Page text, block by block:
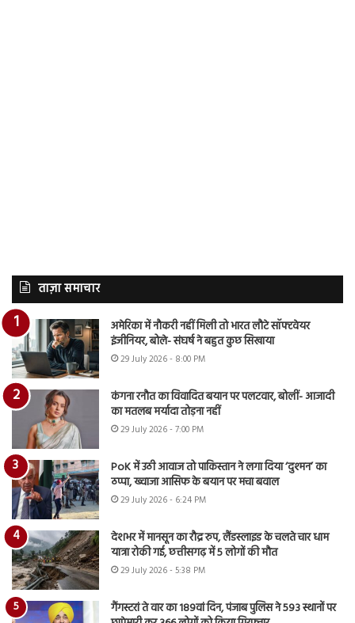
ताज़ा समाचार
अमेरिका में नौकरी नहीं मिली तो भारत लौटे सॉफ्टवेयर
इंजीनियर, बोले- संघर्ष ने बहुत कुछ सिखाया
29 July 2026 - 8:00 PM
कंगना रनौत का विवादित बयान पर पलटवार, बोलीं- आजादी
का मतलब मर्यादा तोड़ना नहीं
29 July 2026 - 7:00 PM
PoK में उठी आवाज तो पाकिस्तान ने लगा दिया ‘दुश्मन’ का
ठप्पा, ख्वाजा आसिफ के बयान पर मचा बवाल
29 July 2026 - 6:24 PM
देशभर में मानसून का रौद्र रुप, लैंडस्लाइड के चलते चार धाम
यात्रा रोकी गई, छत्तीसगढ़ में 5 लोगों की मौत
29 July 2026 - 5:38 PM
गैंगस्टरां ते वार का 189वां दिन, पंजाब पुलिस ने 593 स्थानों पर